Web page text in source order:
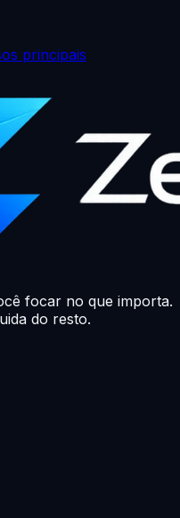
principais
focar no que importa.
do resto.